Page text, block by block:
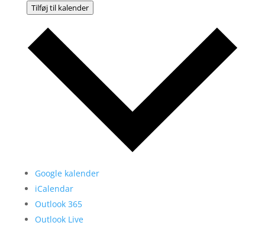
Tilføj til kalender
Google kalender
iCalendar
Outlook 365
Outlook Live